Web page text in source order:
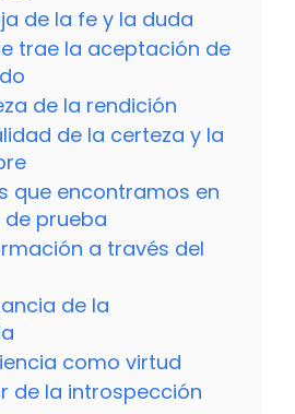
de la fe y la duda
trae la aceptación de
de la rendición
de la certeza y la
que encontramos en
prueba
a través del
de la
como virtud
de la introspección